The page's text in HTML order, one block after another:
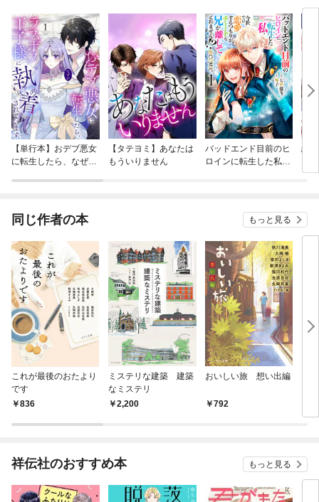
【単行本】おデブ悪女
に転生したら、なぜか
【タテヨミ】あなたは
もういりません
バッドエンド目前のヒ
ロインに転生した私、
結
同じ作者の本 もっと見る
これが最後のおたより
です
836
ミステリな建築 建築
なミステリ
2,200
おいしい旅 想い出編
792
祥伝社のおすすめ本 もっと見る